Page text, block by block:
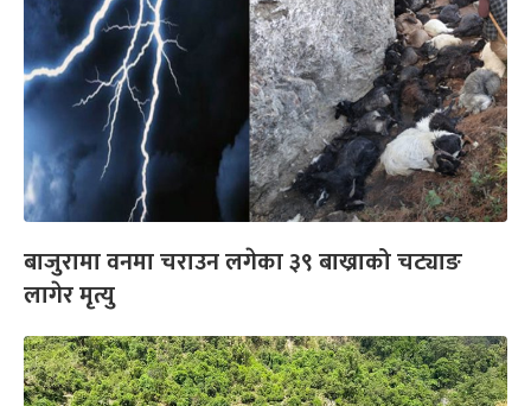
बाजुरामा वनमा चराउन लगेका ३९ बाख्राको चट्याङ
लागेर मृत्यु